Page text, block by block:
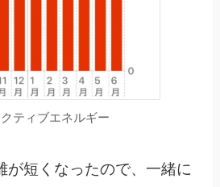
ティブエネルギー
が短くなったので、一緒に